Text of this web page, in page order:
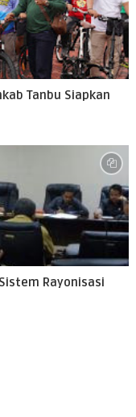
Tanbu Siapkan
Rayonisasi